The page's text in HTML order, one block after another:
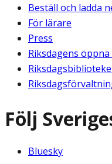
Beställ och ladda
För lärare
Press
Riksdagens öppna
Följ
Bluesky